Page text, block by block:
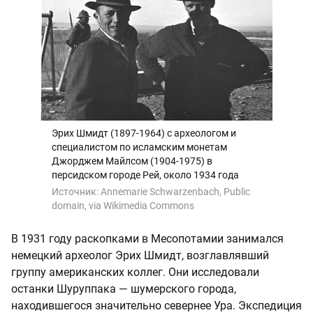
Эрих Шмидт (1897-1964) с археологом и
специалистом по исламским монетам
Джорджем Майлсом (1904-1975) в
персидском городе Рей, около 1934 года
Источник:Annemarie Schwarzenbach, Public
domain, via Wikimedia Commons
В 1931 году раскопками в Месопотамии занимался
немецкий археолог Эрих Шмидт, возглавлявший
группу американских коллег. Они исследовали
останки Шуруппака — шумерского города,
находившегося значительно севернее Ура. Экспедиция